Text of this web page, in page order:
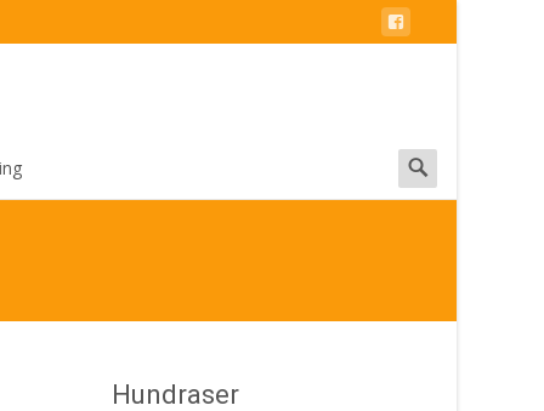
Search
for:
Hundraser